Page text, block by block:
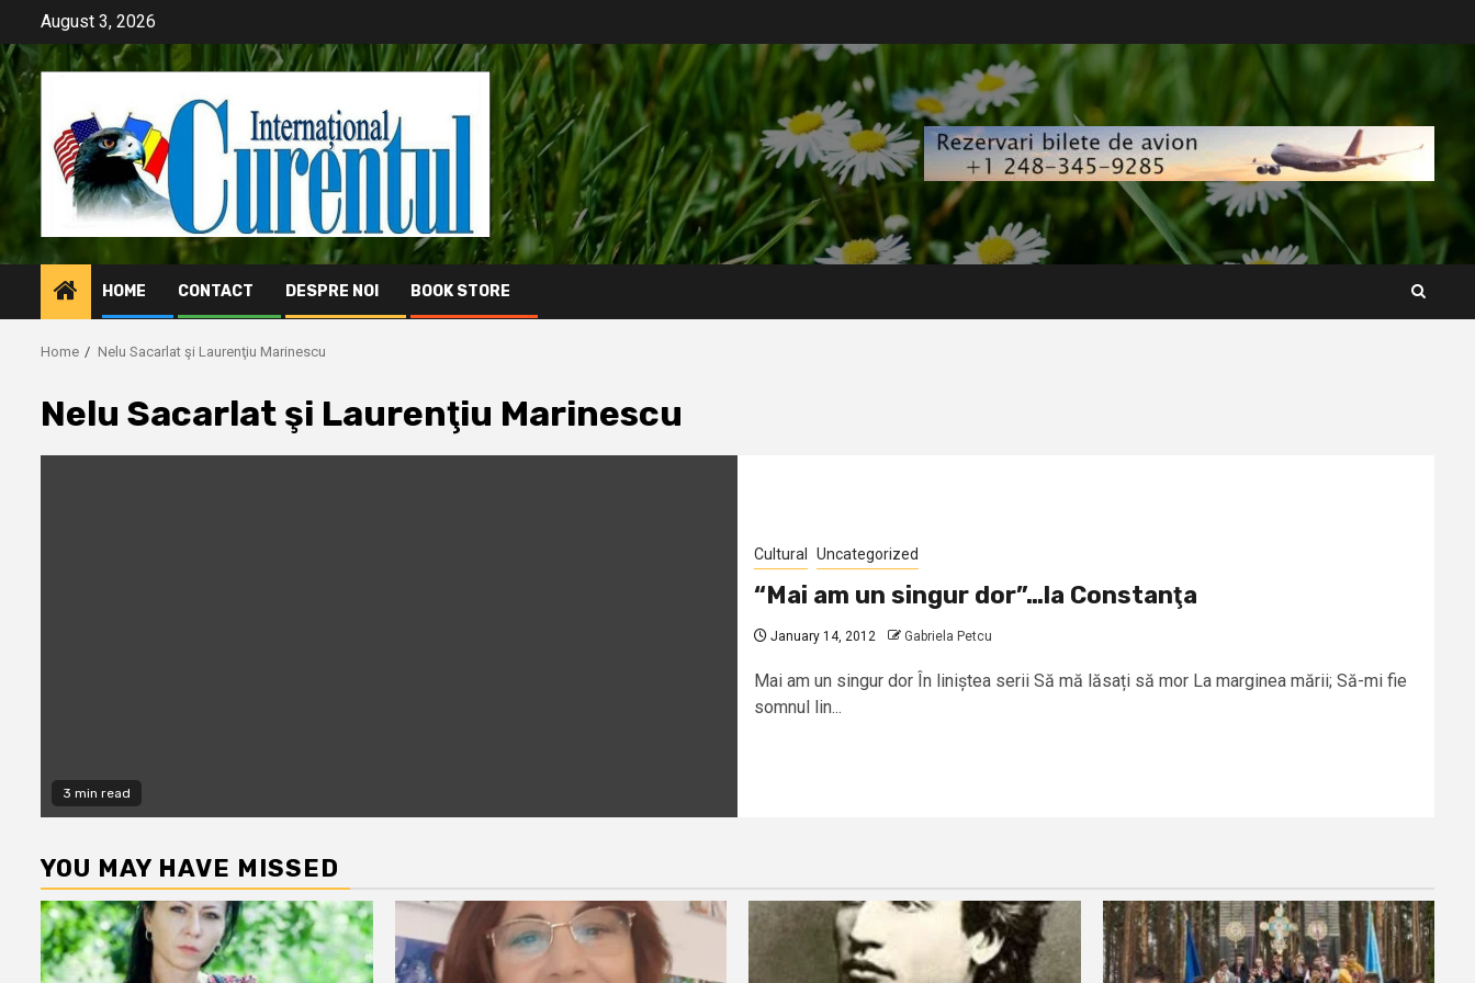
content
August 3, 2026
HOME CONTACT DESPRE NOI BOOK STORE
Home Nelu Sacarlat şi Laurenţiu Marinescu
Nelu Sacarlat şi Laurenţiu Marinescu
3 min read
Cultural Uncategorized
“Mai am un singur dor”…la Constanţa
January 14, 2012 Gabriela Petcu
Mai am un singur dor În liniștea serii Să mă lăsați să mor La marginea mării; Să-mi fie
somnul lin...
YOU MAY HAVE MISSED